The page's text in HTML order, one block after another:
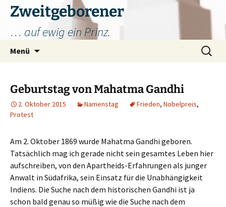
Zum
Inhalt
springen
Zweitgeborener
… auf ewig ein Prinz.
Menü
Suchen
nach:
Geburtstag von Mahatma Gandhi
2. Oktober 2015 Namenstag Frieden, Nobelpreis,
Protest
Am 2. Oktober 1869 wurde Mahatma Gandhi geboren.
Tatsächlich mag ich gerade nicht sein gesamtes Leben hier
aufschreiben, von den Apartheids-Erfahrungen als junger
Anwalt in Südafrika, sein Einsatz für die Unabhängigkeit
Indiens. Die Suche nach dem historischen Gandhi ist ja
schon bald genau so müßig wie die Suche nach dem